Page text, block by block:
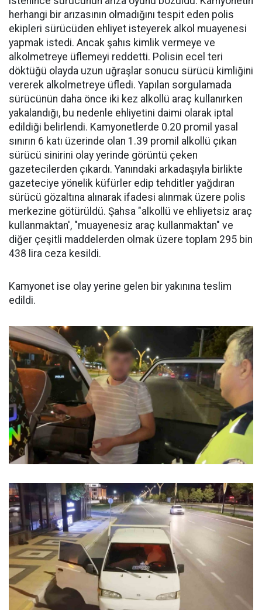
herhangi bir arızasının olmadığını tespit eden polis
ekipleri sürücüden ehliyet isteyerek alkol muayenesi
yapmak istedi. Ancak şahıs kimlik vermeye ve
alkolmetreye üflemeyi reddetti. Polisin ecel teri
döktüğü olayda uzun uğraşlar sonucu sürücü kimliğini
vererek alkolmetreye üfledi. Yapılan sorgulamada
sürücünün daha önce iki kez alkollü araç kullanırken
yakalandığı, bu nedenle ehliyetini daimi olarak iptal
edildiği belirlendi. Kamyonetlerde 0.20 promil yasal
sınırın 6 katı üzerinde olan 1.39 promil alkollü çıkan
sürücü sinirini olay yerinde görüntü çeken
gazetecilerden çıkardı. Yanındaki arkadaşıyla birlikte
gazeteciye yönelik küfürler edip tehditler yağdıran
sürücü gözaltına alınarak ifadesi alınmak üzere polis
merkezine götürüldü. Şahsa "alkollü ve ehliyetsiz araç
kullanmaktan', "muayenesiz araç kullanmaktan" ve
diğer çeşitli maddelerden olmak üzere toplam 295 bin
438 lira ceza kesildi.
Kamyonet ise olay yerine gelen bir yakınına teslim
edildi.